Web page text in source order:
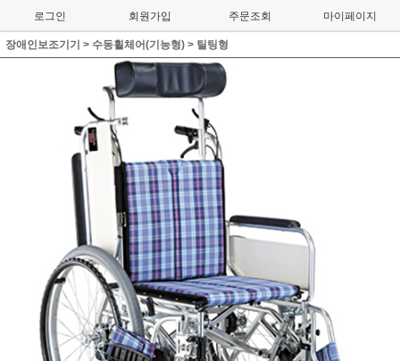
로그인 회원가입 주문조회 마이페이지
장애인보조기기 > 수동휠체어(기능형) > 틸팅형